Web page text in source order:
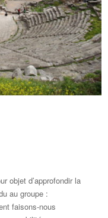
objet d’approfondir la
au groupe :
faisons-nous